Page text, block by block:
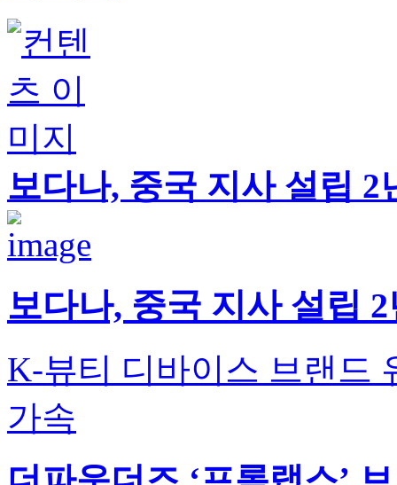
보다나, 중국 지사 설립 2
보다나, 중국 지사 설립
K-뷰티 디바이스 브랜드
가속